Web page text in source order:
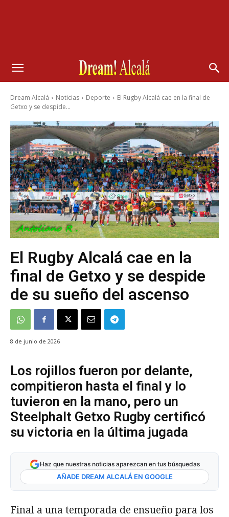
Dream Alcalá Noticias Deporte
El Rugby Alcalá cae en la final de
Getxo y se despide...
El Rugby Alcalá cae en la
final de Getxo y se despide
de su sueño del ascenso
8 de junio de 2026
Los rojillos fueron por delante,
compitieron hasta el final y lo
tuvieron en la mano, pero un
Steelphalt Getxo Rugby certificó
su victoria en la última jugada
Haz que nuestras noticias aparezcan en tus búsquedas
AÑADE DREAM ALCALÁ EN GOOGLE
Final a una temporada de ensueño para los